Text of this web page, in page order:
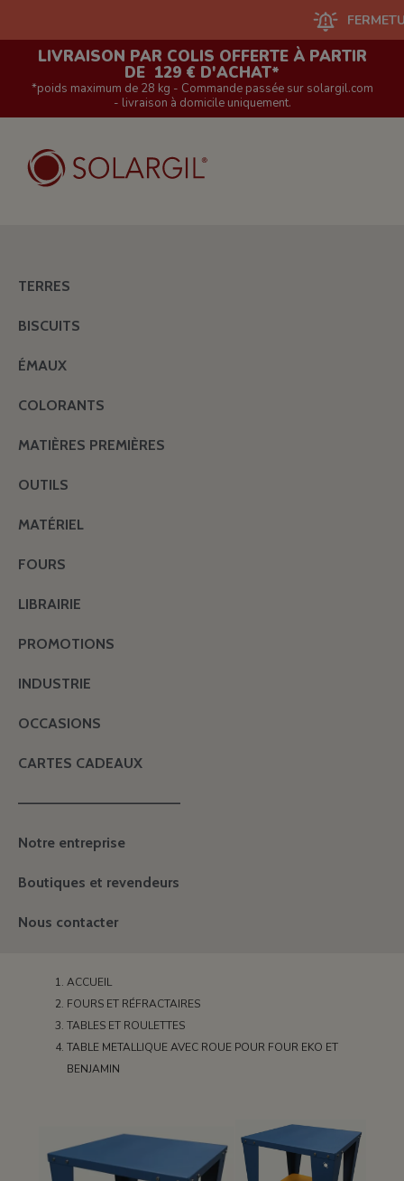
FERMETURE
LIVRAISON PAR COLIS OFFERTE À PARTIR
DE 129 € D'ACHAT*
*poids maximum de 28 kg - Commande passée sur solargil.com
- livraison à domicile uniquement.
TERRES
BISCUITS
ÉMAUX
COLORANTS
MATIÈRES PREMIÈRES
OUTILS
MATÉRIEL
FOURS
LIBRAIRIE
PROMOTIONS
INDUSTRIE
OCCASIONS
CARTES CADEAUX
———————————————
Notre entreprise
Boutiques et revendeurs
Nous contacter
ACCUEIL
FOURS ET RÉFRACTAIRES
TABLES ET ROULETTES
TABLE METALLIQUE AVEC ROUE POUR FOUR EKO ET
BENJAMIN